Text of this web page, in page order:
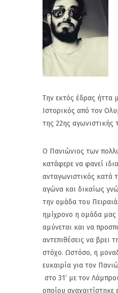
Την εκτός έδρας ήττα
Ιστορικός από τον
της 22ης αγωνιστικής
Ο Πανιώνιος των
κατάφερε να φανεί
ανταγωνιστικός κατά
αγώνα και δικαίως
την ομάδα του
ημίχρονο η ομάδα μας
αμύνεται και να
αντεπιθέσεις να βρει
στόχο. Ωστόσο, η
ευκαιρία για τον
στο 31’ με τον
οποίου αναχαιτίστηκε